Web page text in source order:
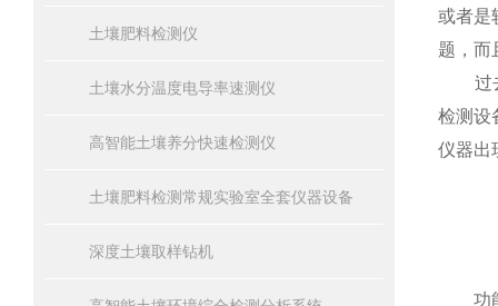
土壤肥料检测仪
土壤水分温度电导率速测仪
高智能土壤养分快速检测仪
土壤肥料检测常规实验室全套仪器设备
深度土壤取样钻机
或者是
题，而
过去
检测设
仪器出
功能